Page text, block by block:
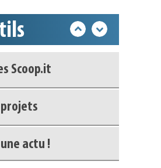
Scoop.it
projets
actu !